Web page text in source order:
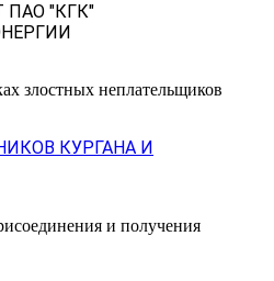
ПАО "КГК"
злостных неплательщиков
КУРГАНА И
и получения